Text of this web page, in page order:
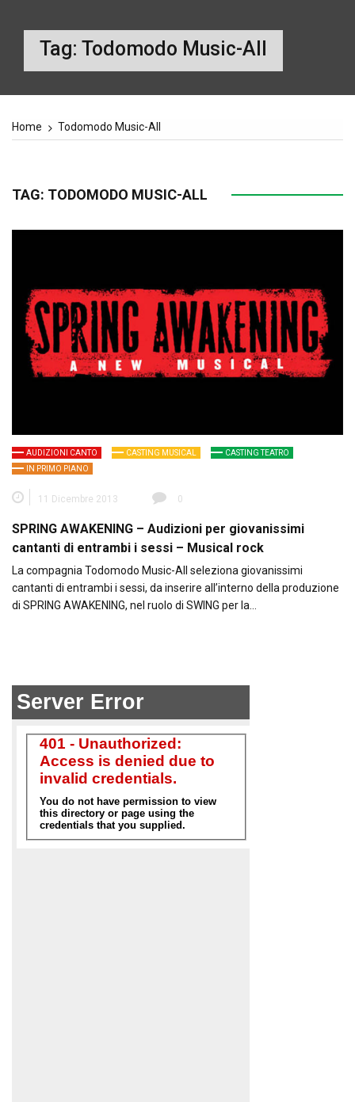
Tag: Todomodo Music-All
Home Todomodo Music-All
TAG: TODOMODO MUSIC-ALL
AUDIZIONI CANTO CASTING MUSICAL
CASTING TEATRO
IN PRIMO PIANO
11 Dicembre 2013 0
SPRING AWAKENING – Audizioni per giovanissimi
cantanti di entrambi i sessi – Musical rock
La compagnia Todomodo Music-All seleziona giovanissimi
cantanti di entrambi i sessi, da inserire all’interno della produzione
di SPRING AWAKENING, nel ruolo di SWING per la…